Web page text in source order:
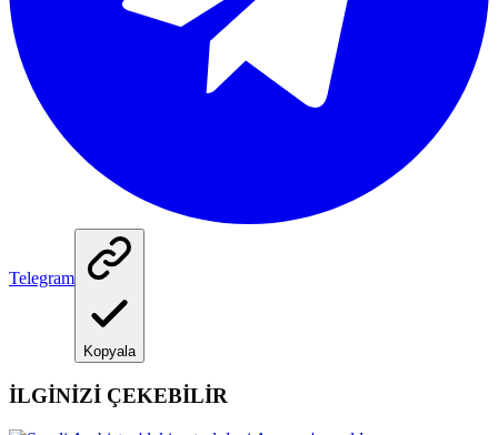
Telegram
Kopyala
İLGİNİZİ ÇEKEBİLİR